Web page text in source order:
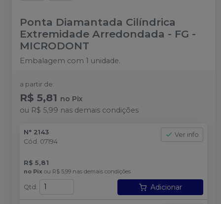
Ponta Diamantada Cilíndrica
Extremidade Arredondada - FG -
MICRODONT
Embalagem com 1 unidade.
a partir de:
R$ 5,81 no Pix
ou R$ 5,99 nas demais condições
N° 2143
Cód. 07194
Ver info
R$ 5,81
no Pix ou R$ 5,99 nas demais condições
Qtd : Adicionar